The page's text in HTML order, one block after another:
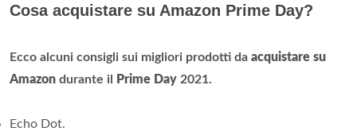
Cosa acquistare su Amazon Prime Day?
Ecco alcuni consigli sui migliori prodotti da acquistare su
Amazon durante il Prime Day 2021.
Echo Dot.